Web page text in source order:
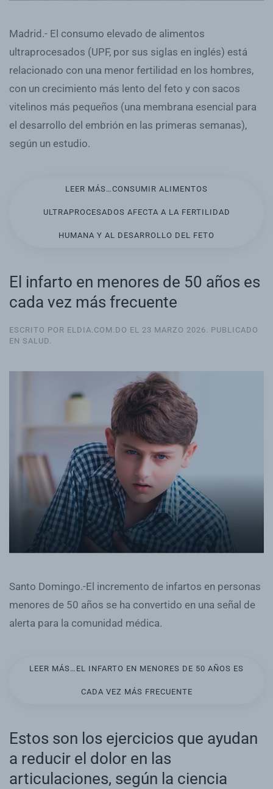
Madrid.- El consumo elevado de alimentos
ultraprocesados (UPF, por sus siglas en inglés) está
relacionado con una menor fertilidad en los hombres,
con un crecimiento más lento del feto y con sacos
vitelinos más pequeños (una membrana esencial para
el desarrollo del embrión en las primeras semanas),
según un estudio.
LEER MÁS…CONSUMIR ALIMENTOS
ULTRAPROCESADOS AFECTA A LA FERTILIDAD
HUMANA Y AL DESARROLLO DEL FETO
El infarto en menores de 50 años es
cada vez más frecuente
ESCRITO POR ELDIA.COM.DO EL 23 MARZO 2026 . PUBLICADO
EN SALUD
Santo Domingo.-El incremento de infartos en personas
menores de 50 años se ha convertido en una señal de
alerta para la comunidad médica.
LEER MÁS…EL INFARTO EN MENORES DE 50 AÑOS ES
CADA VEZ MÁS FRECUENTE
Estos son los ejercicios que ayudan
a reducir el dolor en las
articulaciones, según la ciencia